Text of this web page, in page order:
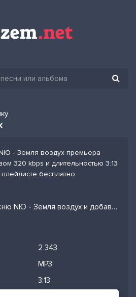
- Земля воздух премьера
320 kbps и длительностью 3:13
бесплатно
Слушать песню NЮ - Земля воздух и добавить в избранных
2 343
MP3
3:13